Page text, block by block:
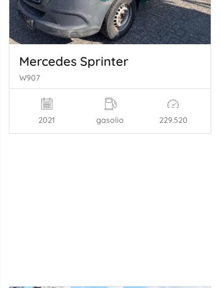
Mercedes Sprinter
W907
2021 gasolio 229.520